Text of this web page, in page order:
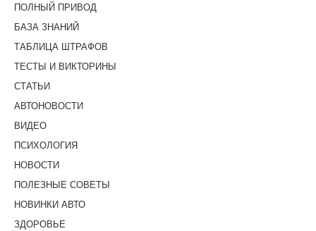
ПОЛНЫЙ ПРИВОД
БАЗА ЗНАНИЙ
ТАБЛИЦА ШТРАФОВ
ТЕСТЫ И ВИКТОРИНЫ
СТАТЬИ
АВТОНОВОСТИ
ВИДЕО
ПСИХОЛОГИЯ
НОВОСТИ
ПОЛЕЗНЫЕ СОВЕТЫ
НОВИНКИ АВТО
ЗДОРОВЬЕ